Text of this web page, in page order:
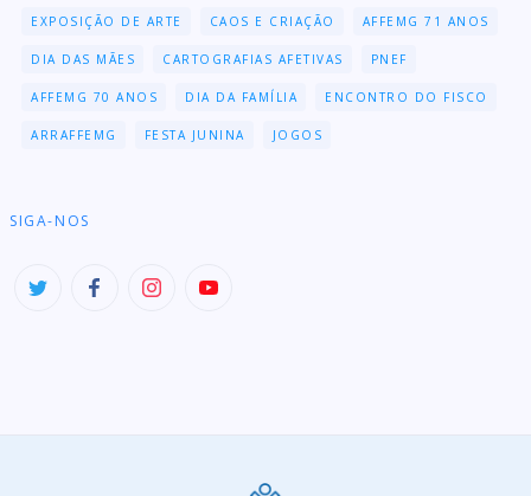
EXPOSIÇÃO DE ARTE CAOS E CRIAÇÃO AFFEMG 71 ANOS
DIA DAS MÃES CARTOGRAFIAS AFETIVAS PNEF
AFFEMG 70 ANOS DIA DA FAMÍLIA ENCONTRO DO FISCO
ARRAFFEMG FESTA JUNINA JOGOS
SIGA-NOS